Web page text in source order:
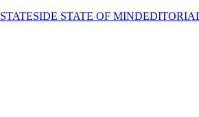
STATESIDE STATE OF MIND